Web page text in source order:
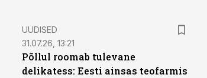
UUDISED
31.07.26, 13:21
Põllul roomab tulevane
delikatess: Eesti ainsas teofarmis